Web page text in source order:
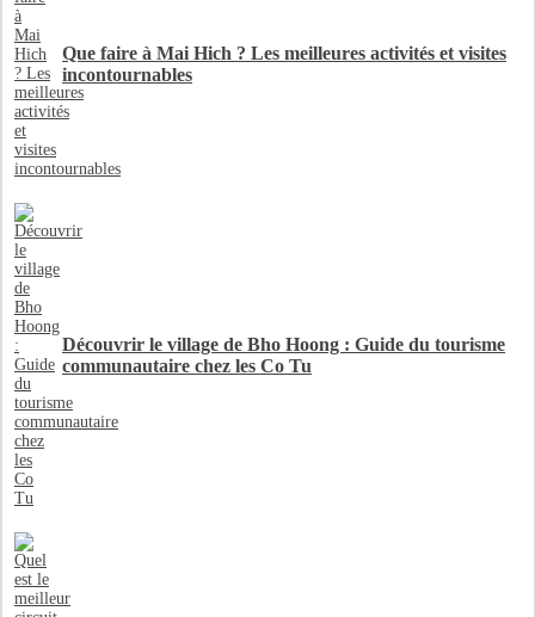
Que faire à Mai Hich ? Les meilleures activités et visites
incontournables
Découvrir le village de Bho Hoong : Guide du tourisme
communautaire chez les Co Tu